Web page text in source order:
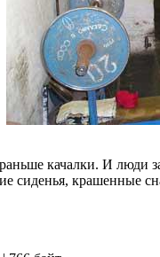
качалки. И люди
сиденья, крашенные